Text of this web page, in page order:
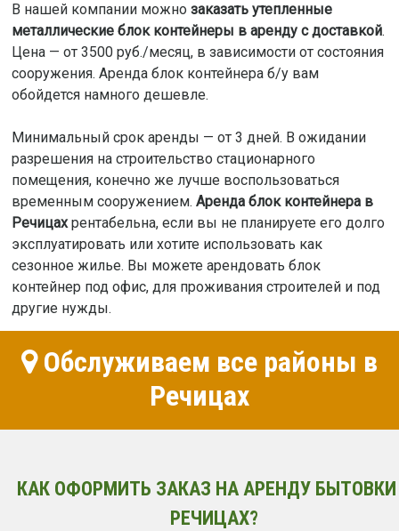
В нашей компании можно заказать утепленные
металлические блок контейнеры в аренду с доставкой.
Цена — от 3500 руб./месяц, в зависимости от состояния
сооружения. Аренда блок контейнера б/у вам
обойдется намного дешевле.
Минимальный срок аренды — от 3 дней. В ожидании
разрешения на строительство стационарного
помещения, конечно же лучше воспользоваться
временным сооружением. Аренда блок контейнера в
Речицахрентабельна, если вы не планируете его долго
эксплуатировать или хотите использовать как
сезонное жилье. Вы можете арендовать блок
контейнер под офис, для проживания строителей и под
другие нужды.
Обслуживаем все районы в
Речицах
КАК ОФОРМИТЬ ЗАКАЗ НА АРЕНДУ БЫТОВКИ
РЕЧИЦАХ?